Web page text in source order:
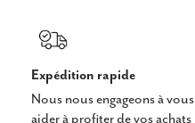
Expédition rapide
Nous nous engageons à vous
aider à profiter de vos achats